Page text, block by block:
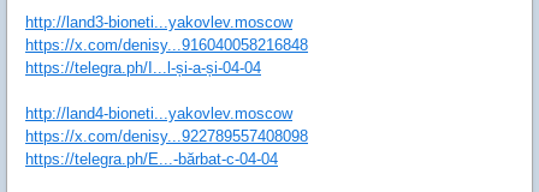
http://land3-bioneti...yakovlev.moscow
https://x.com/denisy...916040058216848
https://telegra.ph/I...l-și-a-și-04-04
http://land4-bioneti...yakovlev.moscow
https://x.com/denisy...922789557408098
https://telegra.ph/E...-bărbat-c-04-04